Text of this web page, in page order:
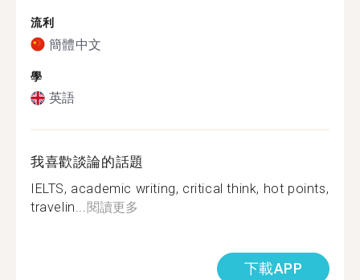
流利
簡體中文
學
英語
我喜歡談論的話題
IELTS, academic writing, critical think, hot points,
travelin...閱讀更多
下載APP